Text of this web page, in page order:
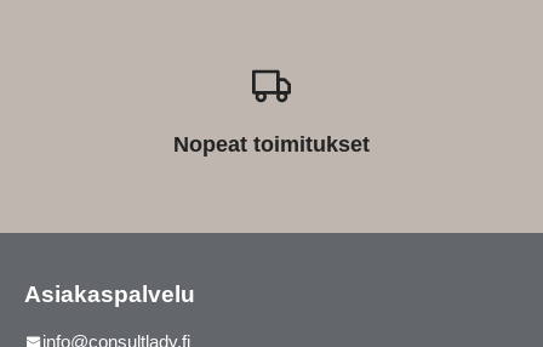
Nopeat toimitukset
Asiakaspalvelu
info@consultlady.fi